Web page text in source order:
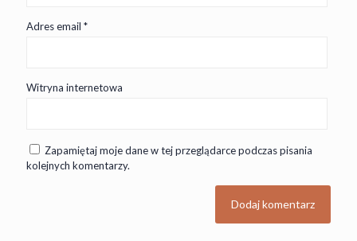
Adres email *
Witryna internetowa
Zapamiętaj moje dane w tej przeglądarce podczas pisania
kolejnych komentarzy.